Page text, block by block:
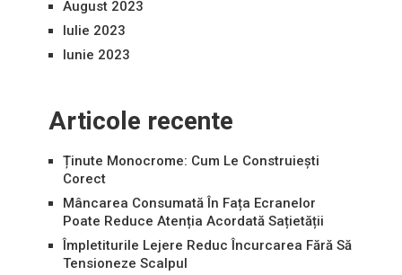
August 2023
Iulie 2023
Iunie 2023
Articole recente
Ținute Monocrome: Cum Le Construiești
Corect
Mâncarea Consumată În Fața Ecranelor
Poate Reduce Atenția Acordată Sațietății
Împletiturile Lejere Reduc Încurcarea Fără Să
Tensioneze Scalpul